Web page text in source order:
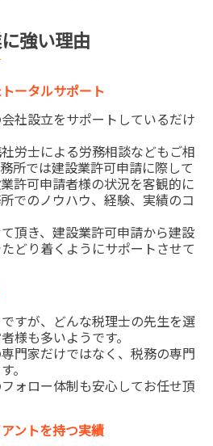
強い理由
ータルサポート
社設立をサポートしているだけ
労士による労務相談などもご相
所では建設業許可申請に際して
許可申請者様の状況を客観的に
でのノウハウ、経験、実績のコ
頂き、建設業許可申請から建設
どり着くようにサポートさせて
すが、どんな税理士の先生を選
様も多いようです。
門家だけではなく、税務の専門
。
ォロー体制も安心してお任せ頂
ントを持つ実績